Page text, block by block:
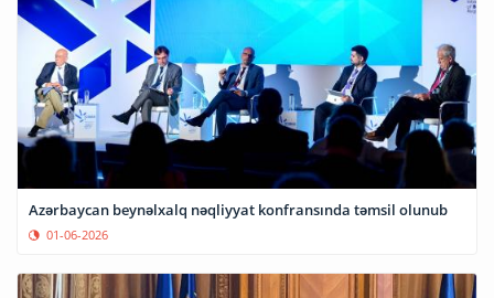
Azərbaycan beynəlxalq nəqliyyat konfransında təmsil olunub
01-06-2026